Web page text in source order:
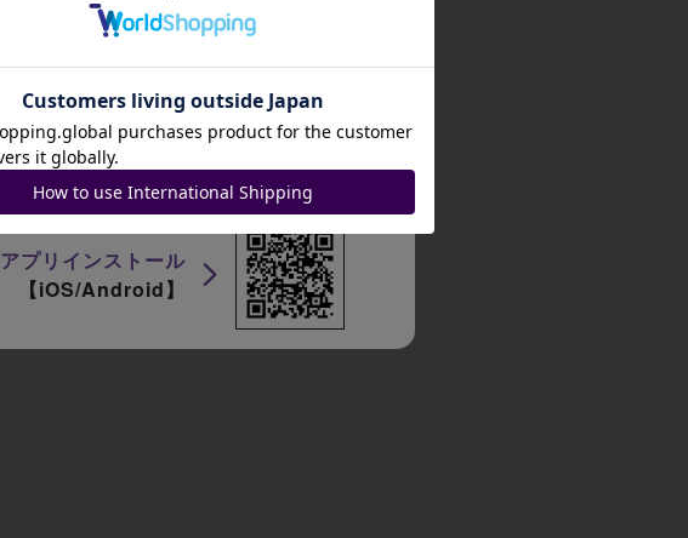
招待コード
JA9XS8
アプリインストール
【iOS/Android】